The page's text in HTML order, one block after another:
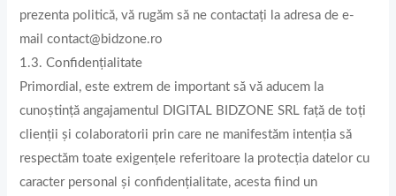
prezenta politică, vă rugăm să ne contactați la adresa de e-
mail contact@bidzone.ro
1.3. Confidențialitate
Primordial, este extrem de important să vă aducem la
cunoștință angajamentul DIGITAL BIDZONE SRL față de toți
clienții și colaboratorii prin care ne manifestăm intenția să
respectăm toate exigențele referitoare la protecția datelor cu
caracter personal și confidențialitate, acesta fiind un